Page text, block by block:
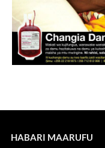
HABARI MAARUFU